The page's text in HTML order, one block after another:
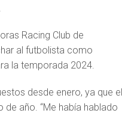
Racing Club de
al futbolista como
la temporada 2024.
desde enero, ya que el
año. “Me había hablado